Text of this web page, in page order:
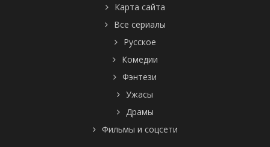
Карта сайта
Все сериалы
Русское
Комедии
Фэнтези
Ужасы
Драмы
Фильмы и соцсети